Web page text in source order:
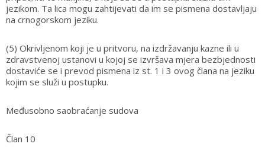
jezikom. Ta lica mogu zahtijevati da im se pismena dostavljaju
na crnogorskom jeziku.
(5) Okrivljenom koji je u pritvoru, na izdržavanju kazne ili u
zdravstvenoj ustanovi u kojoj se izvršava mjera bezbjednosti
dostaviće se i prevod pismena iz st. 1 i 3 ovog člana na jeziku
kojim se služi u postupku.
Međusobno saobraćanje sudova
Član 10